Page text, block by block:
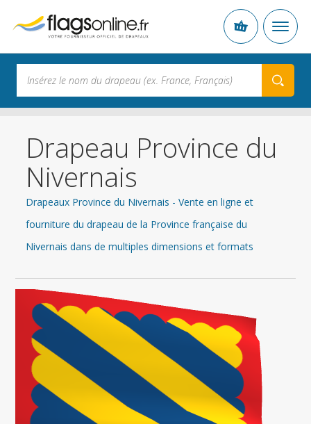
Drapeau Province du
Nivernais
Drapeaux Province du Nivernais - Vente en ligne et
fourniture du drapeau de la Province française du
Nivernais dans de multiples dimensions et formats